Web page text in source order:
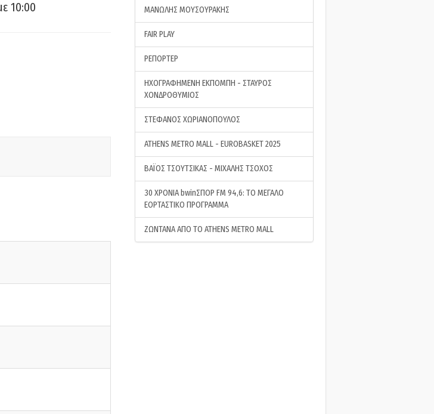
10:00
ΜΑΝΩΛΗΣ ΜΟΥΣΟΥΡΑΚΗΣ
FAIR PLAY
ΡΕΠΟΡΤΕΡ
ΗΧΟΓΡΑΦΗΜΕΝΗ ΕΚΠΟΜΠΗ - ΣΤΑΥΡΟΣ
ΧΟΝΔΡΟΘΥΜΙΟΣ
ΣΤΕΦΑΝΟΣ ΧΩΡΙΑΝΟΠΟΥΛΟΣ
ATHENS METRO MALL - EUROBASKET 2025
ΒΑΪΟΣ ΤΣΟΥΤΣΙΚΑΣ - ΜΙΧΑΛΗΣ ΤΣΟΧΟΣ
30 ΧΡΟΝΙΑ bwinΣΠΟΡ FM 94,6: ΤΟ ΜΕΓΑΛΟ
ΕΟΡΤΑΣΤΙΚΟ ΠΡΟΓΡΑΜΜΑ
ΖΩΝΤΑΝΑ ΑΠΟ ΤΟ ATHENS METRO MALL